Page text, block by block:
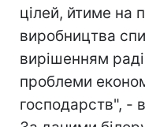
цілей, йтиме на
виробництва
вирішенням
проблеми
господарств", -